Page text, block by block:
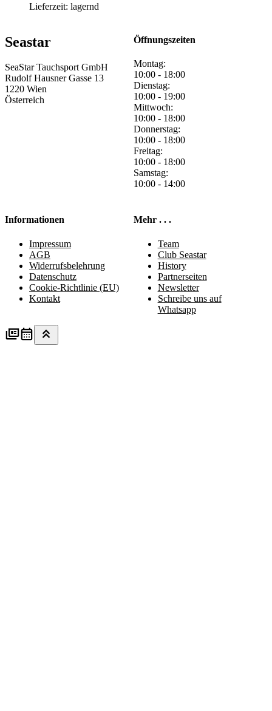
Lieferzeit: lagernd
Seastar
SeaStar Tauchsport GmbH
Rudolf Hausner Gasse 13
1220 Wien
Österreich
Öffnungszeiten
Montag:
10:00 - 18:00
Dienstag:
10:00 - 19:00
Mittwoch:
10:00 - 18:00
Donnerstag:
10:00 - 18:00
Freitag:
10:00 - 18:00
Samstag:
10:00 - 14:00
Informationen
Impressum
AGB
Widerrufsbelehrung
Datenschutz
Cookie-Richtlinie (EU)
Kontakt
Mehr . . .
Team
Club Seastar
History
Partnerseiten
Newsletter
Schreibe uns auf
Whatsapp